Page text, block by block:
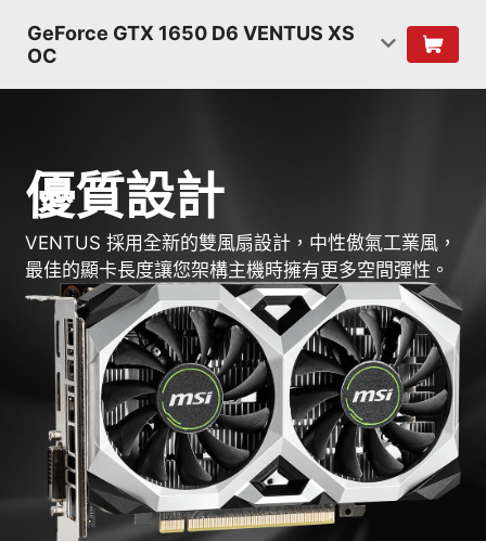
GeForce GTX 1650 D6 VENTUS XS
OC
優質設計
VENTUS 採用全新的雙風扇設計，中性傲氣工業風，
最佳的顯卡長度讓您架構主機時擁有更多空間彈性。